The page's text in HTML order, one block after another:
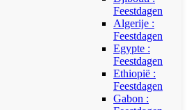
Feestdagen
Algerije :
Feestdagen
Egypte :
Feestdagen
Ethiopië :
Feestdagen
Gabon :